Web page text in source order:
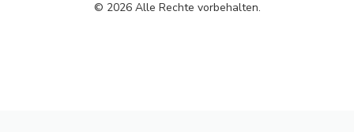
© 2026 Alle Rechte vorbehalten.